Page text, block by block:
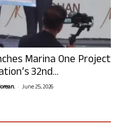
Marina One Project
32nd...
- June 25, 2026